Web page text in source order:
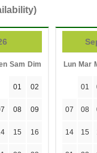
Sam Dim
01 02
08 09
15 16
Lun Mar
01
07 08
14 15